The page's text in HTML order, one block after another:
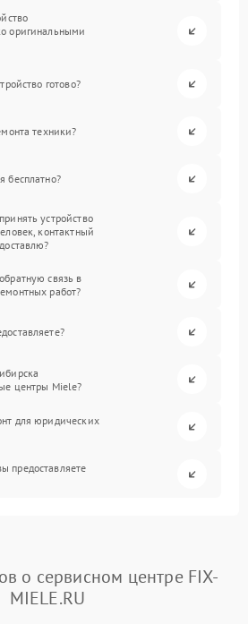
оригинальными
готово?
техники?
бесплатно?
устройство
контактный
связь в
работ?
центры Miele?
для юридических
предоставляете
о сервисном центре FIX-
MIELE.RU